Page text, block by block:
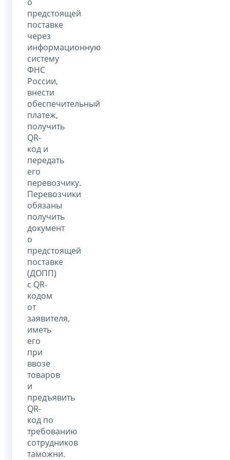
предстоящей
поставке
через
информационную
систему
ФНС
России,
внести
обеспечительный
платеж,
получить
QR-
код и
передать
его
перевозчику.
Перевозчики
обязаны
получить
документ
о
предстоящей
поставке
(ДОПП)
с QR-
кодом
от
заявителя,
иметь
его
при
ввозе
товаров
и
предъявить
QR-
код по
требованию
сотрудников
таможни.